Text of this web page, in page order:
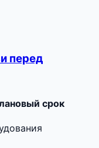
перед
срок